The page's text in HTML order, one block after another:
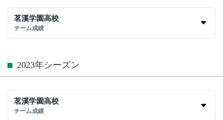
茗溪学園高校
チーム成績
2023年シーズン
茗溪学園高校
チーム成績